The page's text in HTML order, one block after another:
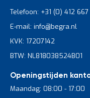
Telefoon: +31 (0) 412
E-mail: info@begra.nl
KVK: 17207142
BTW: NL818038524B01
Openingstijden
Maandag: 08:00 - 17:00